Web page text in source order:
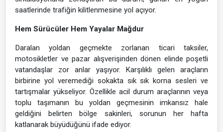
saatlerinde trafiğin kilitlenmesine yol açıyor.
Hem Sürücüler Hem Yayalar Mağdur
Daralan yoldan geçmekte zorlanan ticari taksiler,
motosikletler ve pazar alışverişinden dönen elinde poşetli
vatandaşlar zor anlar yaşıyor. Karşılıklı gelen araçların
birbirine yol veremediği sokakta sık sık korna sesleri ve
tartışmalar yükseliyor. Özellikle acil durum araçlarının veya
toplu taşımanın bu yoldan geçmesinin imkansız hale
geldiğini belirten bölge sakinleri, sorunun her hafta
katlanarak büyüdüğünü ifade ediyor.